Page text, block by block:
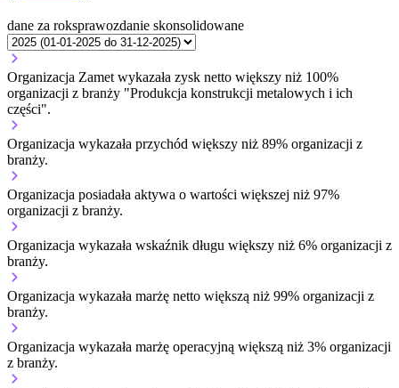
dane za roksprawozdanie skonsolidowane
Organizacja Zamet wykazała zysk netto większy niż 100%
organizacji z branży "Produkcja konstrukcji metalowych i ich
części".
Organizacja wykazała przychód większy niż 89% organizacji z
branży.
Organizacja posiadała aktywa o wartości większej niż 97%
organizacji z branży.
Organizacja wykazała wskaźnik długu większy niż 6% organizacji z
branży.
Organizacja wykazała marżę netto większą niż 99% organizacji z
branży.
Organizacja wykazała marżę operacyjną większą niż 3% organizacji
z branży.